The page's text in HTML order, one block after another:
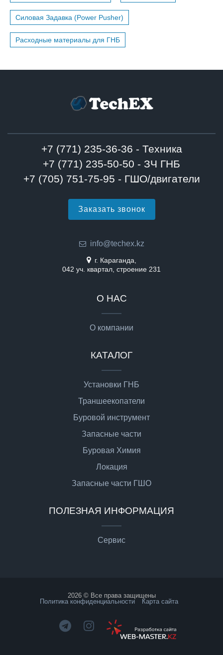
Силовая Задавка (Power Pusher)
Расходные материалы для ГНБ
+7 (771) 235-36-36 - Техника
+7 (771) 235-50-50 - ЗЧ ГНБ
+7 (705) 751-75-95 - ГШО/двигатели
Заказать звонок
info@techex.kz
г. Караганда,
042 уч. квартал, строение 231
О НАС
О компании
КАТАЛОГ
Установки ГНБ
Траншеекопатели
Буровой инструмент
Запасные части
Буровая Химия
Локация
Запасные части ГШО
ПОЛЕЗНАЯ ИНФОРМАЦИЯ
Сервис
2026 © Все права защищены
Политика конфиденциальности
Карта сайта